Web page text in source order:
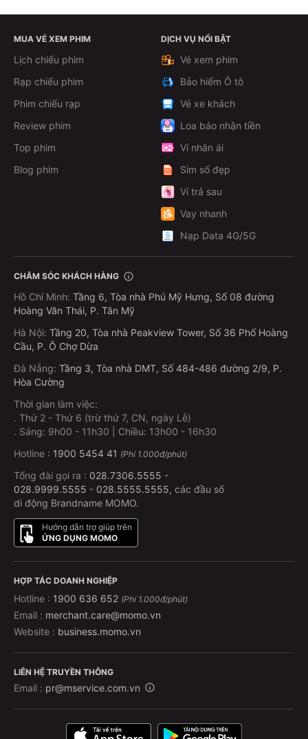
MUA VÉ XEM PHIM
Lịch chiếu phim
Rạp chiếu phim
Phim chiếu rạp
Review phim
Top phim
Blog phim
DỊCH VỤ NỔI BẬT
Vé xem phim
Bảo hiểm Ô tô
Vé xe khách
Loa báo nhận tiền
Ví nhân ái
Sim số đẹp
Ví trả sau
Vay nhanh
Nạp Data 4G/5G
CHĂM SÓC KHÁCH HÀNG
Hồ Chí Minh: Tầng 6, Tòa nhà Phú Mỹ Hưng, Số 08 đường
Hoàng Văn Thái, P. Tân Mỹ
Hà Nội: Tầng 20, Tòa nhà Peakview Tower, Số 36 Phố Hoàng
Cầu, P. Ô Chợ Dừa
Đà Nẵng: Tầng 3, Tòa nhà DMT, Số 484-486 đường 2/9, P.
Hòa Cường
Thời gian làm việc:
. Thứ 2 - Thứ 6 (trừ thứ 7, CN, ngày Lễ)
. Sáng: 9h00 - 11h30 | Chiều: 13h00 - 16h30
Hotline : 1900 5454 41 (Phí 1.000đ/phút)
Tổng đài gọi ra : 028.7306.5555 -
028.9999.5555 - 028.5555.5555, các đầu số
di động Brandname MOMO.
Hướng dẫn trợ giúp trên
ỨNG DỤNG MOMO
HỢP TÁC DOANH NGHIỆP
Hotline : 1900 636 652 (Phí 1.000đ/phút)
Email : merchant.care@momo.vn
Website : business.momo.vn
LIÊN HỆ TRUYỀN THÔNG
Email : pr@mservice.com.vn